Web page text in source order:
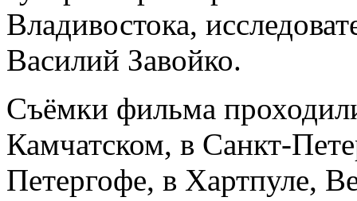
Владивостока,
Василий Завойко.
Съёмки фильма
Камчатском, в Санкт-
Петергофе, в Хартпуле,